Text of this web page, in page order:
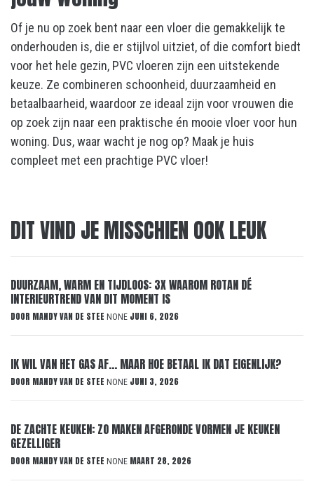
Of je nu op zoek bent naar een vloer die gemakkelijk te
onderhouden is, die er stijlvol uitziet, of die comfort biedt
voor het hele gezin, PVC vloeren zijn een uitstekende
keuze. Ze combineren schoonheid, duurzaamheid en
betaalbaarheid, waardoor ze ideaal zijn voor vrouwen die
op zoek zijn naar een praktische én mooie vloer voor hun
woning. Dus, waar wacht je nog op? Maak je huis
compleet met een prachtige PVC vloer!
DIT VIND JE MISSCHIEN OOK LEUK
DUURZAAM, WARM EN TIJDLOOS: 3X WAAROM ROTAN DÉ
INTERIEURTREND VAN DIT MOMENT IS
DOOR MANDY VAN DE STEE NONE JUNI 6, 2026
IK WIL VAN HET GAS AF… MAAR HOE BETAAL IK DAT EIGENLIJK?
DOOR MANDY VAN DE STEE NONE JUNI 3, 2026
DE ZACHTE KEUKEN: ZO MAKEN AFGERONDE VORMEN JE KEUKEN
GEZELLIGER
DOOR MANDY VAN DE STEE NONE MAART 28, 2026